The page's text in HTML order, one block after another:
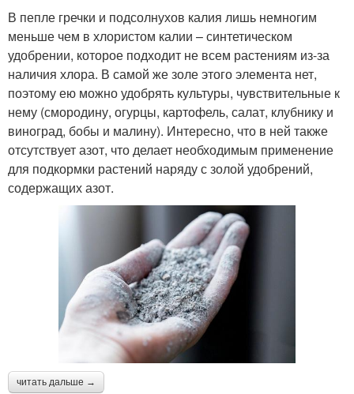
В пепле гречки и подсолнухов калия лишь немногим
меньше чем в хлористом калии – синтетическом
удобрении, которое подходит не всем растениям из-за
наличия хлора. В самой же золе этого элемента нет,
поэтому ею можно удобрять культуры, чувствительные к
нему (смородину, огурцы, картофель, салат, клубнику и
виноград, бобы и малину). Интересно, что в ней также
отсутствует азот, что делает необходимым применение
для подкормки растений наряду с золой удобрений,
содержащих азот.
читать дальше →